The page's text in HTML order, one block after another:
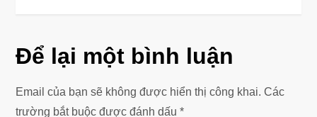
h
ư
Để lại một bình luận
Email của bạn sẽ không được hiển thị công khai. Các
trường bắt buộc được đánh dấu*